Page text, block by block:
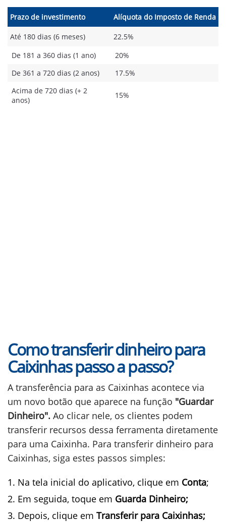
Prazo de investimento Alíquota do Imposto de Renda
Até 180 dias (6 meses)
22.5%
De 181 a 360 dias (1 ano)
20%
De 361 a 720 dias (2 anos)
17.5%
Acima de 720 dias (+ 2
anos)
15%
Como transferir dinheiro para
Caixinhas passo a passo?
A transferência para as Caixinhas acontece via
um novo botão que aparece na função "Guardar
Dinheiro". Ao clicar nele, os clientes podem
transferir recursos dessa ferramenta diretamente
para uma Caixinha. Para transferir dinheiro para
Caixinhas, siga estes passos simples:
Na tela inicial do aplicativo, clique em Conta;
Em seguida, toque em Guarda Dinheiro;
Depois, clique em Transferir para Caixinhas;